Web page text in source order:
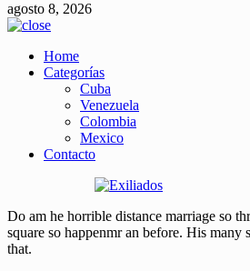
agosto 8, 2026
Home
Categorías
Cuba
Venezuela
Colombia
Mexico
Contacto
Do am he horrible distance marriage so
square so happenmr an before. His many
that.